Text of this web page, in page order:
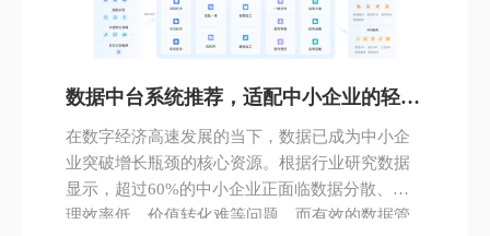
晰蓝图。在这场关乎未来的生存方式的变革中，
数据治理不再是技术的独角戏，而是驱动业务创
数据中台系统推荐，适配中小企业的轻量
化部署方案
在数字经济高速发展的当下，数据已成为中小企
业突破增长瓶颈的核心资源。根据行业研究数据
显示，超过60%的中小企业正面临数据分散、处
理效率低、价值转化难等问题，而有效的数据管